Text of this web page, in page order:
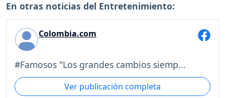
En otras noticias del Entretenimiento:
Colombia.com
#Famosos "Los grandes cambios siemp...
Ver publicación completa